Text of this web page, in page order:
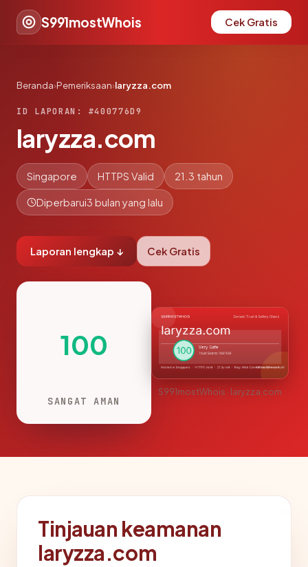
S991mostWhois Cek Gratis
Beranda›Pemeriksaan›laryzza.com
ID LAPORAN: #400776D9
laryzza.com
Singapore HTTPS Valid 21.3 tahun
Diperbarui3 bulan yang lalu
Laporan lengkap ↓ Cek Gratis
100
SANGAT AMAN
S991mostWhois · laryzza.com
Tinjauan keamanan
laryzza.com